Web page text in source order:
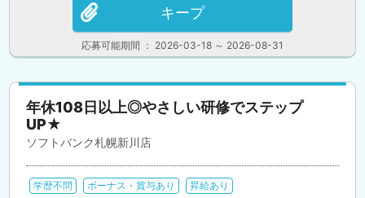
応募可能期間 ： 2026-03-18 ～ 2026-08-31
キープ
年休108日以上◎やさしい研修でステップ
UP★
ソフトバンク札幌新川店
学歴不問 ボーナス・賞与あり
昇給あり